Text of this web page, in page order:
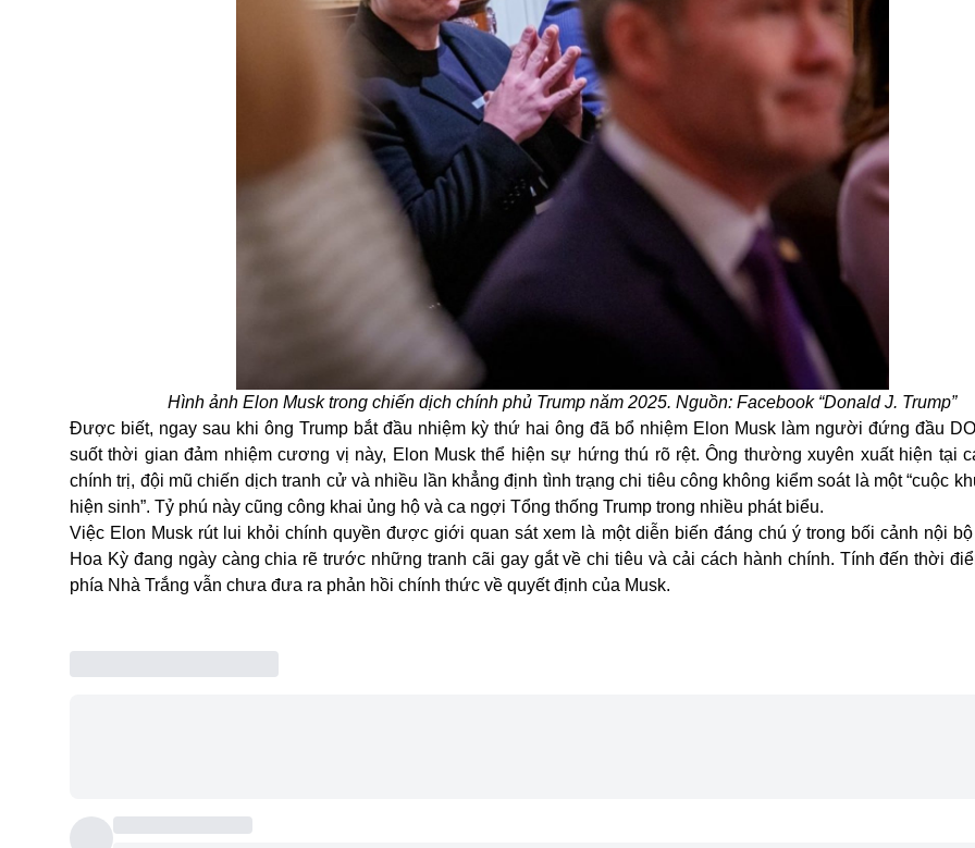
Hình ảnh Elon Musk trong chiến dịch chính phủ Trump năm 2025. Nguồn: Facebook “Donald J. Trump”
Được biết, ngay sau khi ông Trump bắt đầu nhiệm kỳ thứ hai ông đã bổ nhiệm Elon Musk làm người đứng đầu
suốt thời gian đảm nhiệm cương vị này, Elon Musk thể hiện sự hứng thú rõ rệt. Ông thường xuyên xuất hiện tại
chính trị, đội mũ chiến dịch tranh cử và nhiều lần khẳng định tình trạng chi tiêu công không kiểm soát là một “cuộc
hiện sinh”. Tỷ phú này cũng công khai ủng hộ và ca ngợi Tổng thống Trump trong nhiều phát biểu.
Việc Elon Musk rút lui khỏi chính quyền được giới quan sát xem là một diễn biến đáng chú ý trong bối cảnh nội
Hoa Kỳ đang ngày càng chia rẽ trước những tranh cãi gay gắt về chi tiêu và cải cách hành chính. Tính đến thời
phía Nhà Trắng vẫn chưa đưa ra phản hồi chính thức về quyết định của Musk.